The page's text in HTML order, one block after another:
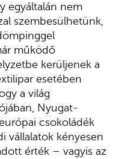
egyáltalán nem
szembesülhetünk,
működő
kerüljenek a
esetében
a világ
Nyugat-
csokoládék
vállalatok kényesen
érték – vagyis az